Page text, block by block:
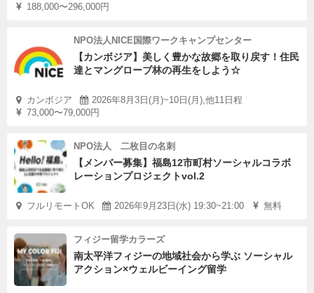
188,000〜296,000円
NPO法人NICE国際ワークキャンプセンター
【カンボジア】美しく豊かな故郷を取り戻す！住民
達とマングローブ林の再生をしよう☆
カンボジア
2026年8月3日(月)~10日(月),他11日程
73,000〜79,000円
NPO法人 二枚目の名刺
【メンバー募集】福島12市町村ソーシャルコラボ
レーションプロジェクトvol.2
フルリモートOK 2026年9月23日(水) 19:30~21:00 無料
フィジー留学カラーズ
南太平洋フィジーの地域社会から学ぶ ソーシャル
アクション×ウェルビーイング留学